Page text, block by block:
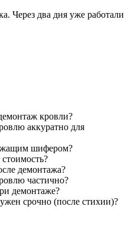
Через два дня уже работали
кровли?
аккуратно для
шифером?
демонтажа?
частично?
демонтаже?
срочно (после стихии)?